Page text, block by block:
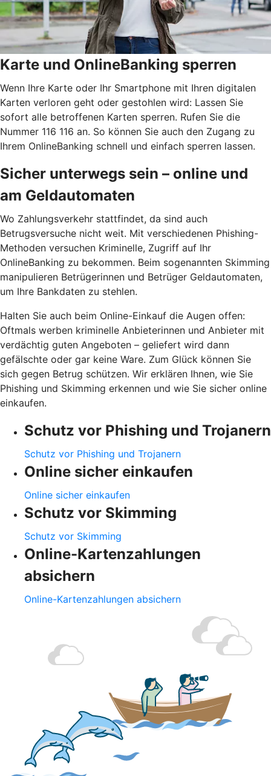
Karte und OnlineBanking sperren
Wenn Ihre Karte oder Ihr Smartphone mit Ihren digitalen
Karten verloren geht oder gestohlen wird: Lassen Sie
sofort alle betroffenen Karten sperren. Rufen Sie die
Nummer 116 116 an. So können Sie auch den Zugang zu
Ihrem OnlineBanking schnell und einfach sperren lassen.
Sicher unterwegs sein – online und
am Geldautomaten
Wo Zahlungsverkehr stattfindet, da sind auch
Betrugsversuche nicht weit. Mit verschiedenen Phishing-
Methoden versuchen Kriminelle, Zugriff auf Ihr
OnlineBanking zu bekommen. Beim sogenannten Skimming
manipulieren Betrügerinnen und Betrüger Geldautomaten,
um Ihre Bankdaten zu stehlen.
Halten Sie auch beim Online-Einkauf die Augen offen:
Oftmals werben kriminelle Anbieterinnen und Anbieter mit
verdächtig guten Angeboten – geliefert wird dann
gefälschte oder gar keine Ware. Zum Glück können Sie
sich gegen Betrug schützen. Wir erklären Ihnen, wie Sie
Phishing und Skimming erkennen und wie Sie sicher online
einkaufen.
Schutz vor Phishing und Trojanern
Schutz vor Phishing und Trojanern
Online sicher einkaufen
Online sicher einkaufen
Schutz vor Skimming
Schutz vor Skimming
Online-Kartenzahlungen
absichern
Online-Kartenzahlungen absichern